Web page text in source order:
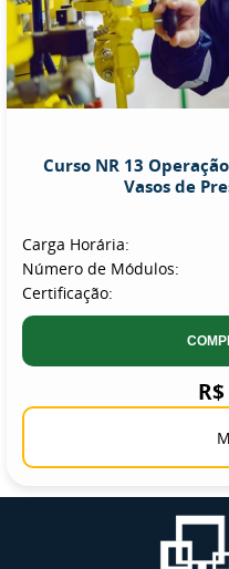
Curso NR 13
Vasos de
Carga Horária:
Número de Módulos:
Certificação: